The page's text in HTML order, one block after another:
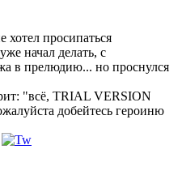
хотел просипаться
начал делать, с
в прелюдию... но проснулся
"всё, TRIAL VERSION
добейтесь героиню